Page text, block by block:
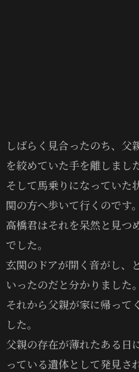
しばらく見合ったのち、父
を絞めていた手を離しました
そして馬乗りになっていた
関の方へ歩いて行くのです。
高橋君はそれを呆然と見つ
でした。
玄関のドアが開く音がし、
いったのだと分かりました。
それから父親が家に帰って
した。
父親の存在が薄れたある日
っている遺体として発見さ